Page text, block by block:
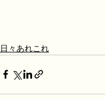
日々あれこれ